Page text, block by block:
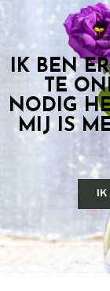
IK BEN
TE
NODIG
MIJ IS
IK